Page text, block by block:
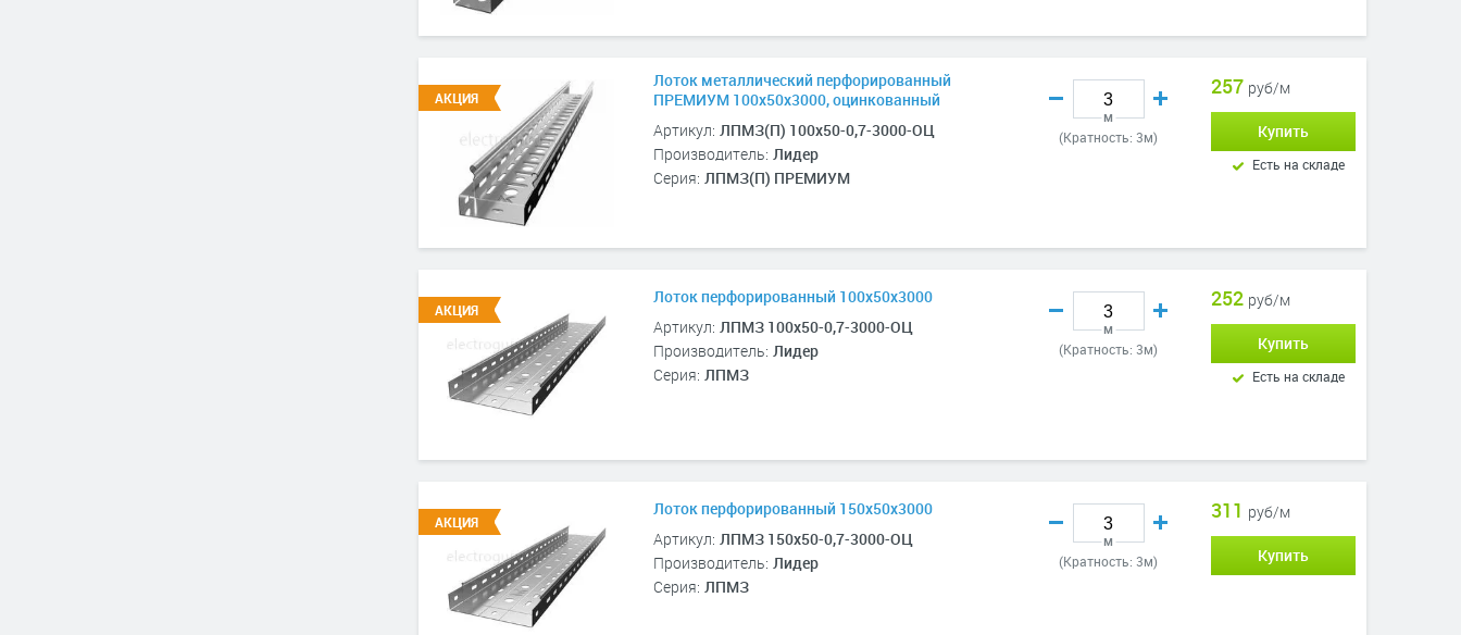
Лоток металлический перфорированный
ПРЕМИУМ 100х50х3000, оцинкованный
Артикул: ЛПМЗ(П) 100х50-0,7-3000-ОЦ
Производитель: Лидер
Серия: ЛПМЗ(П) ПРЕМИУМ
м
(Кратность: 3м)
257 руб/м
Купить
Есть на складе
АКЦИЯ
Лоток перфорированный 100х50х3000
Артикул: ЛПМЗ 100х50-0,7-3000-ОЦ
Производитель: Лидер
Серия: ЛПМЗ
м
(Кратность: 3м)
252 руб/м
Купить
Есть на складе
АКЦИЯ
Лоток перфорированный 150х50х3000
Артикул: ЛПМЗ 150х50-0,7-3000-ОЦ
Производитель: Лидер
Серия: ЛПМЗ
м
(Кратность: 3м)
311 руб/м
Купить
АКЦИЯ